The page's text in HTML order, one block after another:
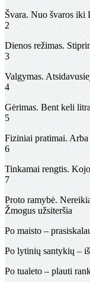
Švara. Nuo švaros iki
2
Dienos režimas.
3
Valgymas.
4
Gėrimas. Bent keli
5
Fiziniai pratimai. Arba
6
Tinkamai rengtis.
7
Proto ramybė.
Žmogus užsiteršia
Po maisto –
Po lytinių santykių –
Po tualeto – plauti